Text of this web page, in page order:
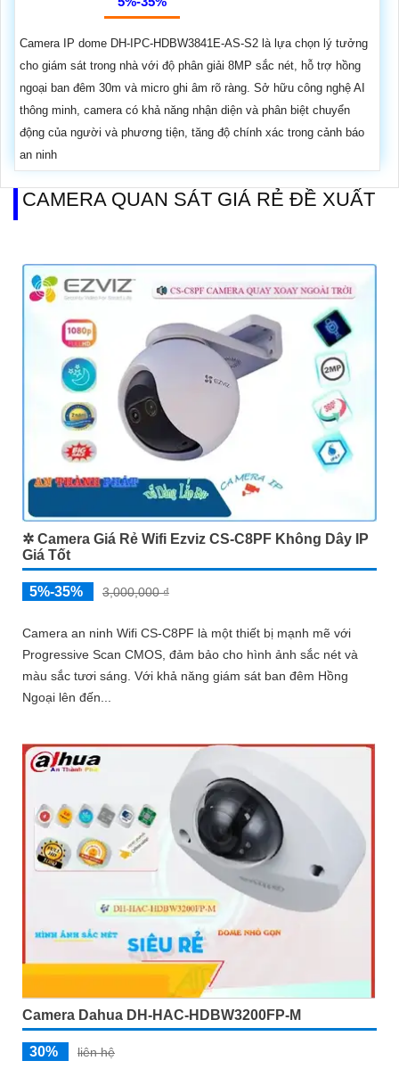
Camera IP dome DH-IPC-HDBW3841E-AS-S2 là lựa chọn lý tưởng
cho giám sát trong nhà với độ phân giải 8MP sắc nét, hỗ trợ hồng
ngoại ban đêm 30m và micro ghi âm rõ ràng. Sở hữu công nghệ AI
thông minh, camera có khả năng nhận diện và phân biệt chuyển
động của người và phương tiện, tăng độ chính xác trong cảnh báo
an ninh
CAMERA QUAN SÁT GIÁ RẺ ĐỀ XUẤT
✲ Camera Giá Rẻ Wifi Ezviz CS-C8PF Không Dây IP
Giá Tốt
5%-35% 3,000,000 ₫
Camera an ninh Wifi CS-C8PF là một thiết bị mạnh mẽ với
Progressive Scan CMOS, đảm bảo cho hình ảnh sắc nét và
màu sắc tươi sáng. Với khả năng giám sát ban đêm Hồng
Ngoại lên đến...
Camera Dahua DH-HAC-HDBW3200FP-M
30% liên hệ